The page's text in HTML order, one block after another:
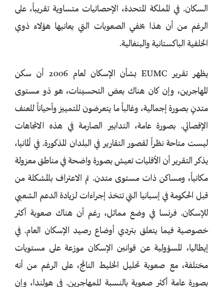
السكان. في المملكة المتحدة، الإحصائيات متساوية تقريباً، على
الرغم من أن هذا يخفي الصعوبات التي يعانيها هؤلاء ذوي
الخلفية الباكستانية والبنغالية.
يظهر تقرير EUMC بشأن الإسكان لعام 2006 أن سكن
المهاجرين، وإن كان هناك بعض التحسينات، هو ذو مستوى
متدنٍ بصورة إجمالية، وغالباً ما يتعرضون للتمييز وأحياناً للعنف
الإقصائي. بصورة عامة، التدابير الصارمة في هذه الاتجاهات
ليست متاحة نظراً لقصور التقارير في البلدان المذكورة. في ألمانيا،
يذكر التقرير أن الأقليات تعيش بصورة واضحة في مناطق معزولة
مكانياً، ومساكن ذات مستوى متدن. تم الاعتراف بالمشكلة من
قبل الحكومة في إسبانيا التي تتخذ إجراءات لزيادة الدعم الشعبي
للإسكان. فرنسا في وضع مماثل، رغم أن هناك صعوبة أكثر
خصوصية فيما يتعلق بتردي أوضاع رصيد الإسكان العام. في
إيطاليا، المسؤولية عن قوانين الإسكان موزعة على مستويات
مختلفة، مع صعوبة تحليل الخليط الناتج، على الرغم من أنه
بصورة عامة أكثر صعوبة بالنسبة للمهاجرين. في هولندا، وإن